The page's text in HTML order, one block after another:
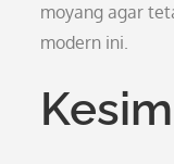
moyang agar
modern ini.